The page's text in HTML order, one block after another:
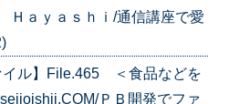
ａｙａｓｈｉ/通信講座で愛
イル】File.465 ＜食品などを
ＰＢ開発でファ